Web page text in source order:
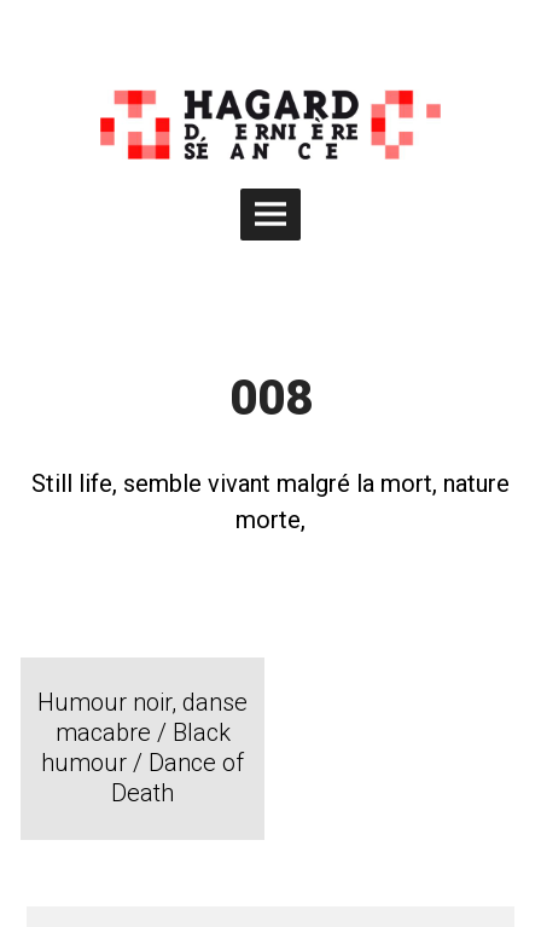
Main
008
Still life, semble vivant malgré la mort, nature
morte,
Humour noir, danse
macabre / Black
humour / Dance of
Death